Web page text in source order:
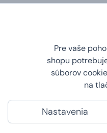
Pre vaše
shopu
súborov
na
Nastavenia
najmodernejšie
stálych farbách. Použité
si v našom editore
zaručuje, žemotív na
Ideálny spôsob, ako